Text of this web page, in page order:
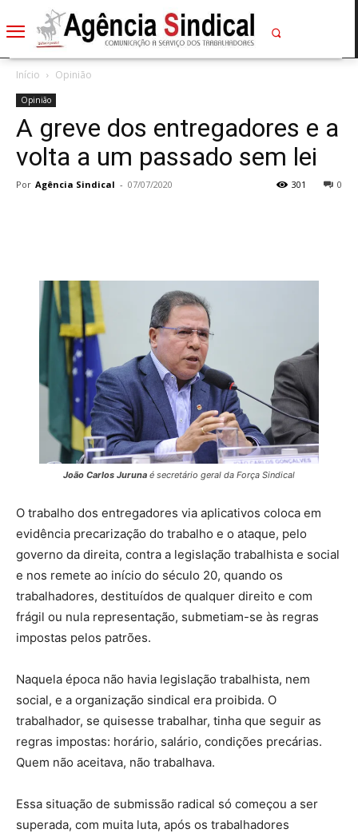
Início Opinião
Opinião
A greve dos entregadores e a
volta a um passado sem lei
Por Agência Sindical - 07/07/2020 0
301
João Carlos Juruna é secretário geral da Força Sindical
O trabalho dos entregadores via aplicativos coloca em
evidência precarização do trabalho e o ataque, pelo
governo da direita, contra a legislação trabalhista e social
e nos remete ao início do século 20, quando os
trabalhadores, destituídos de qualquer direito e com
frágil ou nula representação, submetiam-se às regras
impostas pelos patrões.
Naquela época não havia legislação trabalhista, nem
social, e a organização sindical era proibida. O
trabalhador, se quisesse trabalhar, tinha que seguir as
regras impostas: horário, salário, condições precárias.
Quem não aceitava, não trabalhava.
Essa situação de submissão radical só começou a ser
superada, com muita luta, após os trabalhadores